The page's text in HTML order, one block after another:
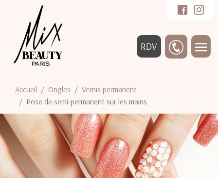
RDV
Accueil Ongles
Vernis permanent
Pose de semi-permanent sur les mains